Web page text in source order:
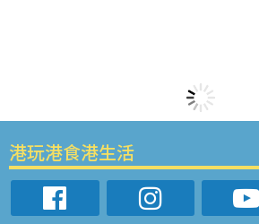
港玩港食港生活